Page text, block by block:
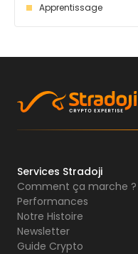
Apprentissage
Services Stradoji
Comment ça marche ?
Performances
Notre Histoire
Newsletter
Guide Crypto